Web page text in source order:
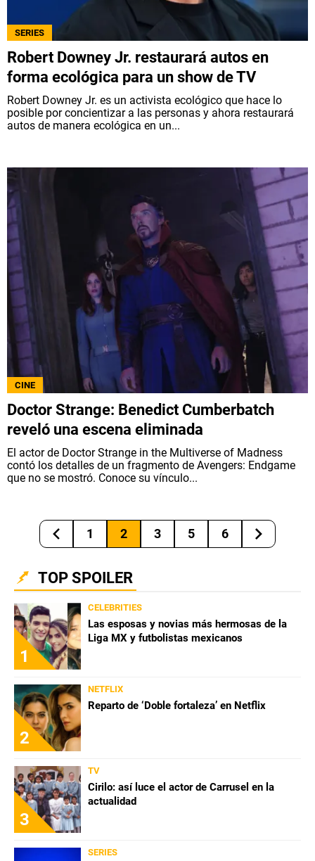
SERIES
Robert Downey Jr. restaurará autos en
forma ecológica para un show de TV
Robert Downey Jr. es un activista ecológico que hace lo
posible por concientizar a las personas y ahora restaurará
autos de manera ecológica en un...
CINE
Doctor Strange: Benedict Cumberbatch
reveló una escena eliminada
El actor de Doctor Strange in the Multiverse of Madness
contó los detalles de un fragmento de Avengers: Endgame
que no se mostró. Conoce su vínculo...
1 2 3 5 6
TOP SPOILER
1
CELEBRITIES
Las esposas y novias más hermosas de la
Liga MX y futbolistas mexicanos
2
NETFLIX
Reparto de ‘Doble fortaleza’ en Netflix
3
TV
Cirilo: así luce el actor de Carrusel en la
actualidad
SERIES